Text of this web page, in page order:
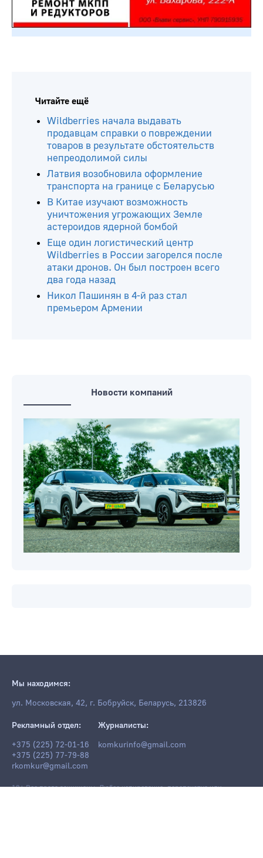
Читайте ещё
Wildberries начала выдавать
продавцам справки о повреждении
товаров в результате обстоятельств
непреодолимой силы
Латвия возобновила оформление
транспорта на границе с Беларусью
В Китае изучают возможность
уничтожения угрожающих Земле
астероидов ядерной бомбой
Еще один логистический центр
Wildberries в России загорелся после
атаки дронов. Он был построен всего
два года назад
Никол Пашинян в 4-й раз стал
премьером Армении
Новости компаний
Мы находимся:
ул. Московская, 42, г. Бобруйск, Беларусь, 213826
Рекламный отдел:
+375 (225) 72-01-16
+375 (225) 77-79-88
rkomkur@gmail.com
Журналисты:
komkurinfo@gmail.com
18+ Все права защищены. Любое копирование, перепечатка или